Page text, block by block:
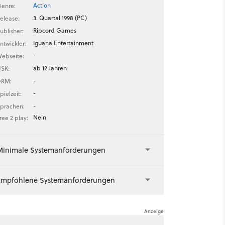
Action
3. Quartal 1998 (PC)
Ripcord Games
Iguana Entertainment
-
ab 12 Jahren
-
-
-
2 play:
Nein
Systemanforderungen
Systemanforderungen